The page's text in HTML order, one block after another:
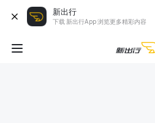
新出行
下载 新出行App 浏览更多精彩内容